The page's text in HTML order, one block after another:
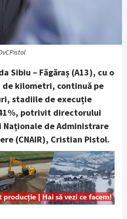
Sibiu – Făgăraș (A13), cu o
kilometri, continuă pe
stadiile de execuție
potrivit directorului
Naționale de Administrare
(CNAIR), Cristian Pistol.